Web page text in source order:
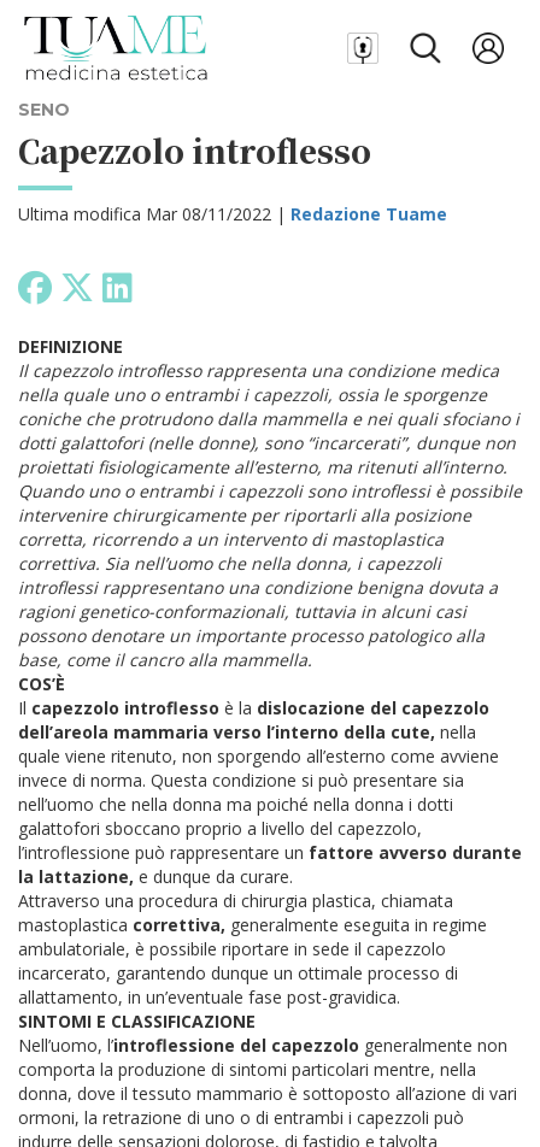
SENO
Capezzolo introflesso
Ultima modifica Mar 08/11/2022 | Redazione Tuame
DEFINIZIONE
Il capezzolo introflesso rappresenta una condizione medica
nella quale uno o entrambi i capezzoli, ossia le sporgenze
coniche che protrudono dalla mammella e nei quali sfociano i
dotti galattofori (nelle donne), sono “incarcerati”, dunque non
proiettati fisiologicamente all’esterno, ma ritenuti all’interno.
Quando uno o entrambi i capezzoli sono introflessi è possibile
intervenire chirurgicamente per riportarli alla posizione
corretta, ricorrendo a un intervento di mastoplastica
correttiva. Sia nell’uomo che nella donna, i capezzoli
introflessi rappresentano una condizione benigna dovuta a
ragioni genetico-conformazionali, tuttavia in alcuni casi
possono denotare un importante processo patologico alla
base, come il cancro alla mammella.
COS’È
Il capezzolo introflesso è la dislocazione del capezzolo
dell’areola mammaria verso l’interno della cute, nella
quale viene ritenuto, non sporgendo all’esterno come avviene
invece di norma. Questa condizione si può presentare sia
nell’uomo che nella donna ma poiché nella donna i dotti
galattofori sboccano proprio a livello del capezzolo,
l’introflessione può rappresentare un fattore avverso durante
la lattazione, e dunque da curare.
Attraverso una procedura di chirurgia plastica, chiamata
mastoplastica correttiva, generalmente eseguita in regime
ambulatoriale, è possibile riportare in sede il capezzolo
incarcerato, garantendo dunque un ottimale processo di
allattamento, in un’eventuale fase post-gravidica.
SINTOMI E CLASSIFICAZIONE
Nell’uomo, l’introflessione del capezzolo generalmente non
comporta la produzione di sintomi particolari mentre, nella
donna, dove il tessuto mammario è sottoposto all’azione di vari
ormoni, la retrazione di uno o di entrambi i capezzoli può
indurre delle sensazioni dolorose, di fastidio e talvolta